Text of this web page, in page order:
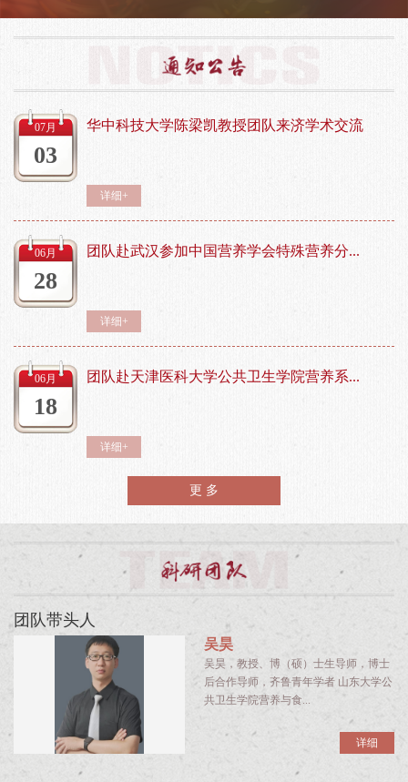
07月
03
华中科技大学陈梁凯教授团队来济学术交流
详细+
06月
28
团队赴武汉参加中国营养学会特殊营养分...
详细+
06月
18
团队赴天津医科大学公共卫生学院营养系...
详细+
更 多
团队带头人
吴昊
吴昊，教授、博（硕）士生导师，博士
后合作导师，齐鲁青年学者 山东大学公
共卫生学院营养与食...
详细